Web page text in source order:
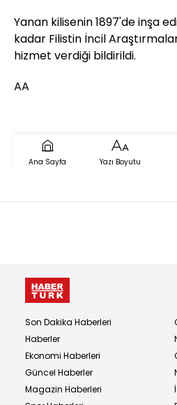
Yanan kilisenin 1897'de inşa
kadar Filistin İncil
hizmet verdiği bildirildi.
AA
Ana Sayfa Yazı Boyutu
Son Dakika Haberleri
Haberler
Ekonomi Haberleri
Güncel Haberler
Magazin Haberleri